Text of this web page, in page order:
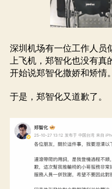
深圳机场有一位工作人员
上飞机，郑智化也没有真
开始说郑智化撒娇和矫情。
于是，郑智化又道歉了。